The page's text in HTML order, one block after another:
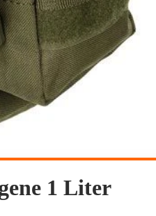
1 Liter